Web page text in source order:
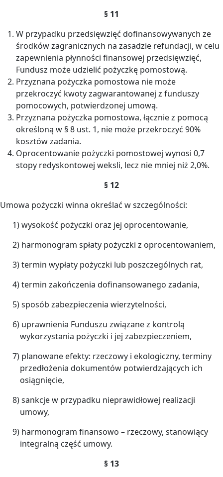
§ 11
W przypadku przedsięwzięć dofinansowywanych ze
środków zagranicznych na zasadzie refundacji, w celu
zapewnienia płynności finansowej przedsięwzięć,
Fundusz może udzielić pożyczkę pomostową.
Przyznana pożyczka pomostowa nie może
przekroczyć kwoty zagwarantowanej z funduszy
pomocowych, potwierdzonej umową.
Przyznana pożyczka pomostowa, łącznie z pomocą
określoną w § 8 ust. 1, nie może przekroczyć 90%
kosztów zadania.
Oprocentowanie pożyczki pomostowej wynosi 0,7
stopy redyskontowej weksli, lecz nie mniej niż 2,0%.
§ 12
Umowa pożyczki winna określać w szczególności:
1) wysokość pożyczki oraz jej oprocentowanie,
2) harmonogram spłaty pożyczki z oprocentowaniem,
3) termin wypłaty pożyczki lub poszczególnych rat,
4) termin zakończenia dofinansowanego zadania,
5) sposób zabezpieczenia wierzytelności,
6) uprawnienia Funduszu związane z kontrolą
wykorzystania pożyczki i jej zabezpieczeniem,
7) planowane efekty: rzeczowy i ekologiczny, terminy
przedłożenia dokumentów potwierdzających ich
osiągnięcie,
8) sankcje w przypadku nieprawidłowej realizacji
umowy,
9) harmonogram finansowo – rzeczowy, stanowiący
integralną część umowy.
§ 13